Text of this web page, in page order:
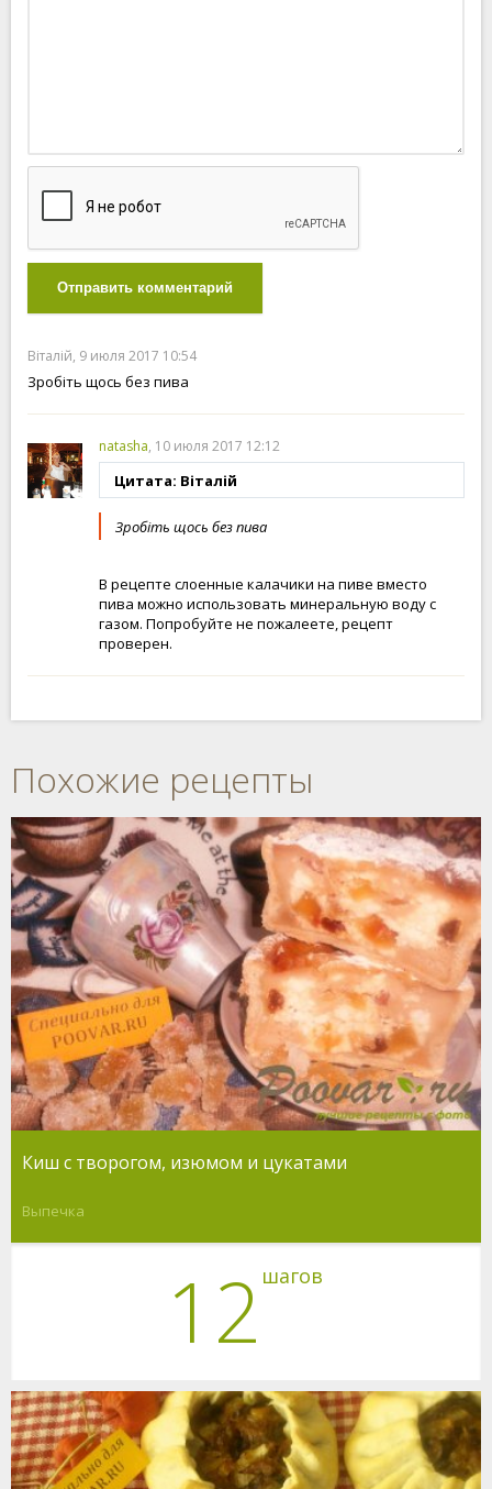
Отправить комментарий
Віталій, 9 июля 2017 10:54
Зробіть щось без пива
natasha, 10 июля 2017 12:12
Цитата: Віталій
Зробіть щось без пива
В рецепте слоенные калачики на пиве вместо
пива можно использовать минеральную воду с
газом. Попробуйте не пожалеете, рецепт
проверен.
Похожие рецепты
Киш с творогом, изюмом и цукатами
Выпечка
12 шагов